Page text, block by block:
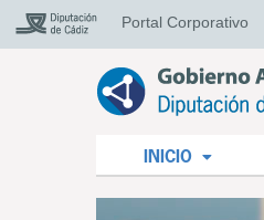
Portal Corporativo
INICIO